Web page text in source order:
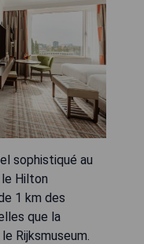
sophistiqué au
Hilton
1 km des
que la
Rijksmuseum.